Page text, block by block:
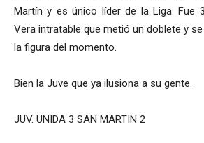
Martín y es único líder de la Liga. Fue
Vera intratable que metió un doblete y
la figura del momento.
Bien la Juve que ya ilusiona a su gente.
JUV. UNIDA 3 SAN MARTIN 2